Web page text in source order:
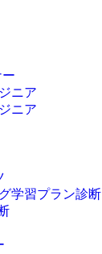
語
ニア
ニア
学習プラン診断